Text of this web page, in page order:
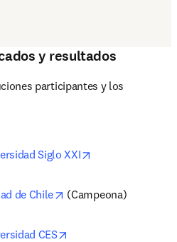
y resultados
participantes y los
Siglo XXI
de Chile opens in new tab/
(Campeona)
CES